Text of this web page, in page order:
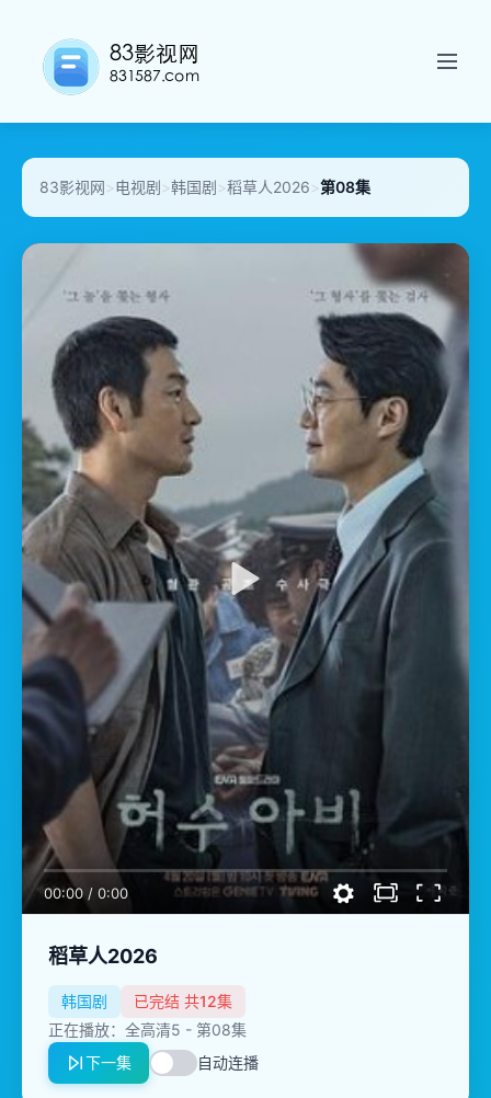
83影视网>电视剧>韩国剧>稻草人2026>第08集
00:00 / 0:00
稻草人2026
韩国剧
已完结 共12集
正在播放：全高清5 - 第08集
下一集
自动连播